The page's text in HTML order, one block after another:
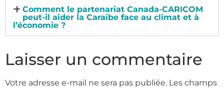
Comment le partenariat Canada-CARICOM
peut-il aider la Caraïbe face au climat et à
l’économie ?
Laisser un commentaire
Votre adresse e-mail ne sera pas publiée. Les champs